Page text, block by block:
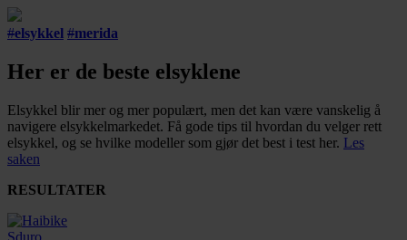
#elsykkel #merida
Her er de beste elsyklene
Elsykkel blir mer og mer populært, men det kan være vanskelig å
navigere elsykkelmarkedet. Få gode tips til hvordan du velger rett
elsykkel, og se hvilke modeller som gjør det best i test her. Les
saken
RESULTATER